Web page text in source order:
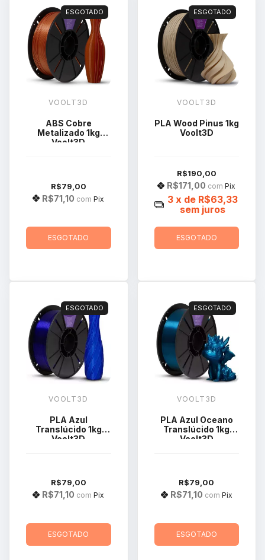
ESGOTADO
VOOLT3D
ABS Cobre
Metalizado 1kg
Voolt3D
R$79,00
R$71,10 com Pix
ESGOTADO
ESGOTADO
VOOLT3D
PLA Wood Pinus 1kg
Voolt3D
R$190,00
R$171,00 com Pix
3 x de R$63,33
sem juros
ESGOTADO
ESGOTADO
VOOLT3D
PLA Azul
Translúcido 1kg
Voolt3D
R$79,00
R$71,10 com Pix
ESGOTADO
ESGOTADO
VOOLT3D
PLA Azul Oceano
Translúcido 1kg
Voolt3D
R$79,00
R$71,10 com Pix
ESGOTADO